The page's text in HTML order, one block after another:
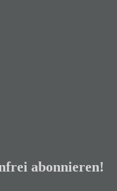
abonnieren!